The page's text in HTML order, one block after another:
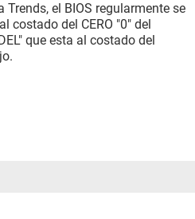
Trends, el BIOS regularmente se
costado del CERO "0" del
que esta al costado del